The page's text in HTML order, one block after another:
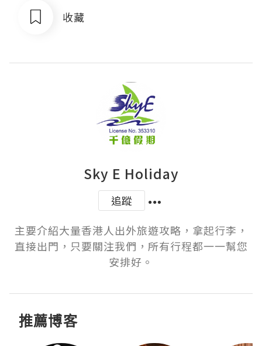
收藏
Sky E Holiday
追蹤
主要介紹大量香港人出外旅遊攻略，拿起行李，
直接出門，只要關注我們，所有行程都一一幫您
安排好。
推薦博客